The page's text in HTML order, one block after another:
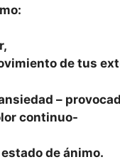
de tus
–
continuo-
de ánimo.